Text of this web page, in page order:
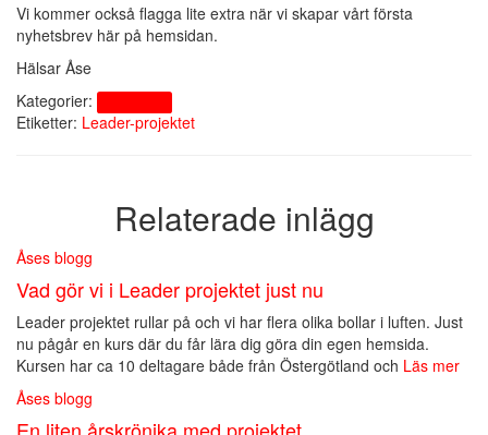
Vi kommer också flagga lite extra när vi skapar vårt första
nyhetsbrev här på hemsidan.
Hälsar Åse
Kategorier:
Etiketter: Leader-projektet
Relaterade inlägg
Åses blogg
Vad gör vi i Leader projektet just nu
Leader projektet rullar på och vi har flera olika bollar i luften. Just
nu pågår en kurs där du får lära dig göra din egen hemsida.
Kursen har ca 10 deltagare både från Östergötland och Läs mer
Åses blogg